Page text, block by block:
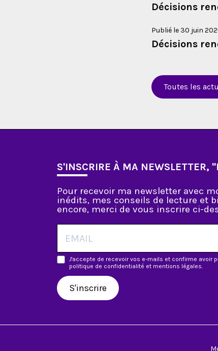
Décisions
Publié le 30 juin
Décisions
Toutes les
S'INSCRIRE À MA NEWSLETTER,
Pour recevoir ma newsletter avec
inédits, mes conseils de lecture et
encore, merci de vous inscrire ci-
J'accepte de recevoir vos e-mails et confirme avoir
politique de confidentialité et mentions légales.
S'inscrire